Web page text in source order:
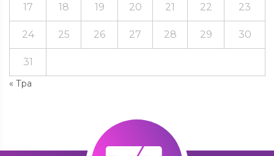
« Тра
17 18 19 20 21 22 23
24 25 26 27 28 29 30
31